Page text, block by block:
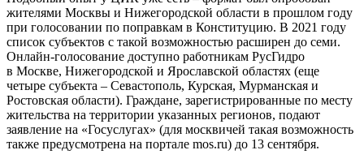
жителями Москвы и Нижегородской области в прошлом году
при голосовании по поправкам в Конституцию. В 2021 году
список субъектов с такой возможностью расширен до семи.
Онлайн-голосование доступно работникам РусГидро
в Москве, Нижегородской и Ярославской областях (еще
четыре субъекта – Севастополь, Курская, Мурманская и
Ростовская области). Граждане, зарегистрированные по мес­ту
жительства на территории указанных регионов, подают
заявление на «Госуслугах» (для москвичей такая возможность
также предусмотрена на портале mos.ru) до 13 сентября.